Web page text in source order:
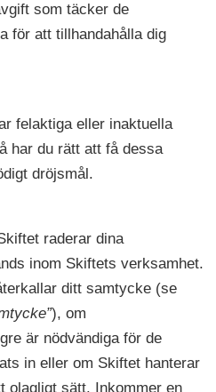
som täcker de
för att tillhandahålla dig
felaktiga eller inaktuella
har du rätt att få dessa
dröjsmål.
raderar dina
inom Skiftets verksamhet.
ditt samtycke (se
), om
är nödvändiga för de
in eller om Skiftet hanterar
olagligt sätt. Inkommer en